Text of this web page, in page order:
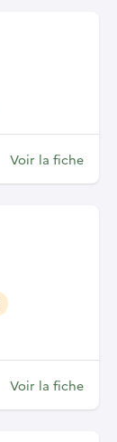
Voir la fiche
Voir la fiche